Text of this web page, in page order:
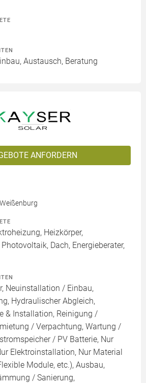
Austausch, Beratung
ANFORDERN
Heizkörper,
Dach, Energieberater,
Neuinstallation / Einbau,
Hydraulischer Abgleich,
& Installation, Reinigung /
/ Verpachtung, Wartung /
/ PV Batterie, Nur
Elektroinstallation, Nur Material
Module, etc.), Ausbau,
/ Sanierung,